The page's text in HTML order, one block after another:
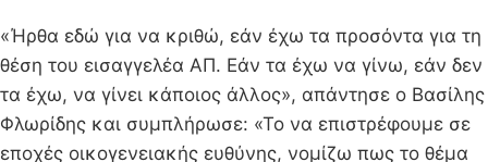
«Ήρθα εδώ για να κριθώ, εάν έχω τα προσόντα για τη
θέση του εισαγγελέα ΑΠ. Εάν τα έχω να γίνω, εάν δεν
τα έχω, να γίνει κάποιος άλλος», απάντησε ο Βασίλης
Φλωρίδης και συμπλήρωσε: «Το να επιστρέφουμε σε
εποχές οικογενειακής ευθύνης, νομίζω πως το θέμα